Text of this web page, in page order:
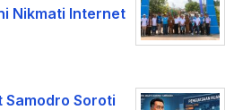
Nikmati Internet
Samodro Soroti